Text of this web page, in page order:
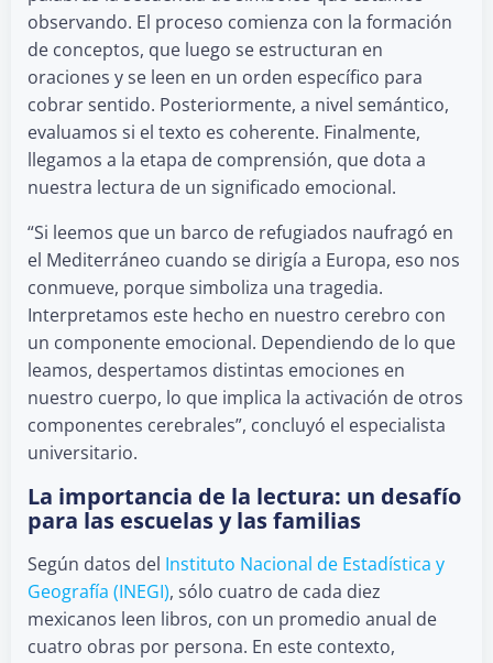
observando. El proceso comienza con la formación
de conceptos, que luego se estructuran en
oraciones y se leen en un orden específico para
cobrar sentido. Posteriormente, a nivel semántico,
evaluamos si el texto es coherente. Finalmente,
llegamos a la etapa de comprensión, que dota a
nuestra lectura de un significado emocional.
“Si leemos que un barco de refugiados naufragó en
el Mediterráneo cuando se dirigía a Europa, eso nos
conmueve, porque simboliza una tragedia.
Interpretamos este hecho en nuestro cerebro con
un componente emocional. Dependiendo de lo que
leamos, despertamos distintas emociones en
nuestro cuerpo, lo que implica la activación de otros
componentes cerebrales”, concluyó el especialista
universitario.
La importancia de la lectura: un desafío
para las escuelas y las familias
Según datos del Instituto Nacional de Estadística y
Geografía (INEGI), sólo cuatro de cada diez
mexicanos leen libros, con un promedio anual de
cuatro obras por persona. En este contexto,